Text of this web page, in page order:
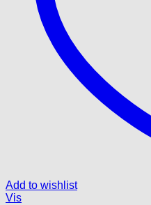
Add to wishlist
Vis